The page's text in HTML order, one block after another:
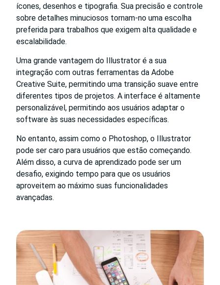
ícones, desenhos e tipografia. Sua precisão e controle
sobre detalhes minuciosos tornam-no uma escolha
preferida para trabalhos que exigem alta qualidade e
escalabilidade.
Uma grande vantagem do Illustrator é a sua
integração com outras ferramentas da Adobe
Creative Suite, permitindo uma transição suave entre
diferentes tipos de projetos. A interface é altamente
personalizável, permitindo aos usuários adaptar o
software às suas necessidades específicas.
No entanto, assim como o Photoshop, o Illustrator
pode ser caro para usuários que estão começando.
Além disso, a curva de aprendizado pode ser um
desafio, exigindo tempo para que os usuários
aproveitem ao máximo suas funcionalidades
avançadas.